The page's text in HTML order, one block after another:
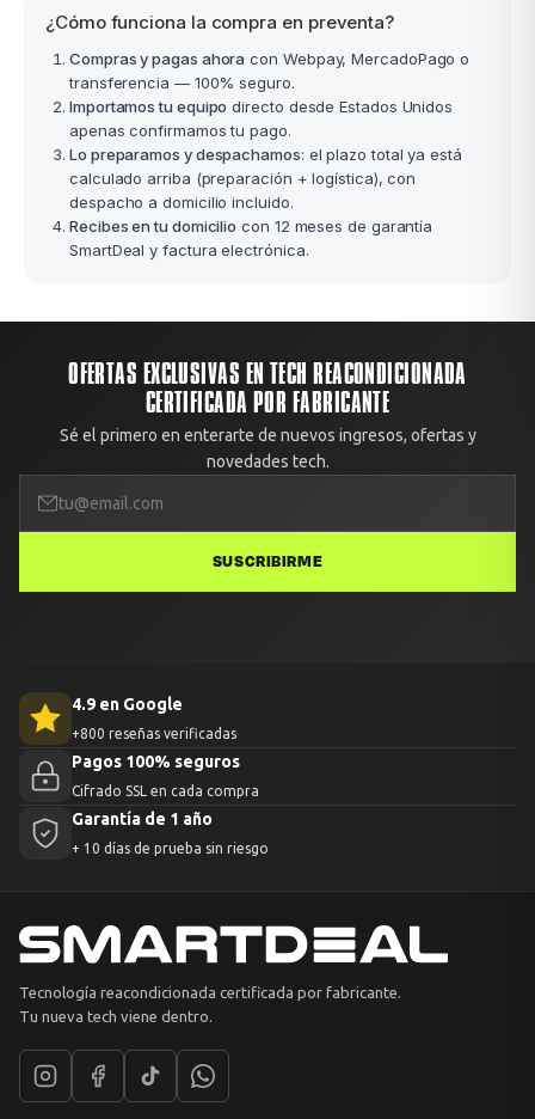
¿Cómo funciona la compra en preventa?
Compras y pagas ahora con Webpay, MercadoPago o
transferencia — 100% seguro.
Importamos tu equipo directo desde Estados Unidos
apenas confirmamos tu pago.
Lo preparamos y despachamos: el plazo total ya está
calculado arriba (preparación + logística), con
despacho a domicilio incluido.
Recibes en tu domicilio con 12 meses de garantía
SmartDeal y factura electrónica.
OFERTAS EXCLUSIVAS EN TECH REACONDICIONADA
CERTIFICADA POR FABRICANTE
Sé el primero en enterarte de nuevos ingresos, ofertas y
novedades tech.
SUSCRIBIRME
4.9 en Google
+800 reseñas verificadas
Pagos 100% seguros
Cifrado SSL en cada compra
Garantía de 1 año
+ 10 días de prueba sin riesgo
Tecnología reacondicionada certificada por fabricante.
Tu nueva tech viene dentro.